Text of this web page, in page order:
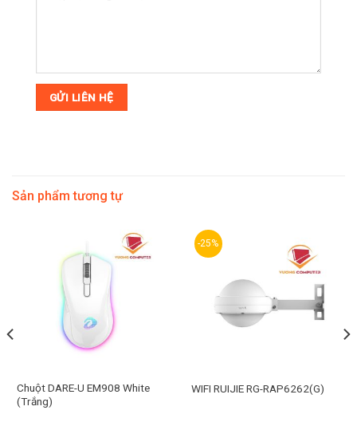
Sản phẩm tương tự
Chuột DARE-U EM908 White
(Trắng)
-25%
WIFI RUIJIE RG-RAP6262(G)